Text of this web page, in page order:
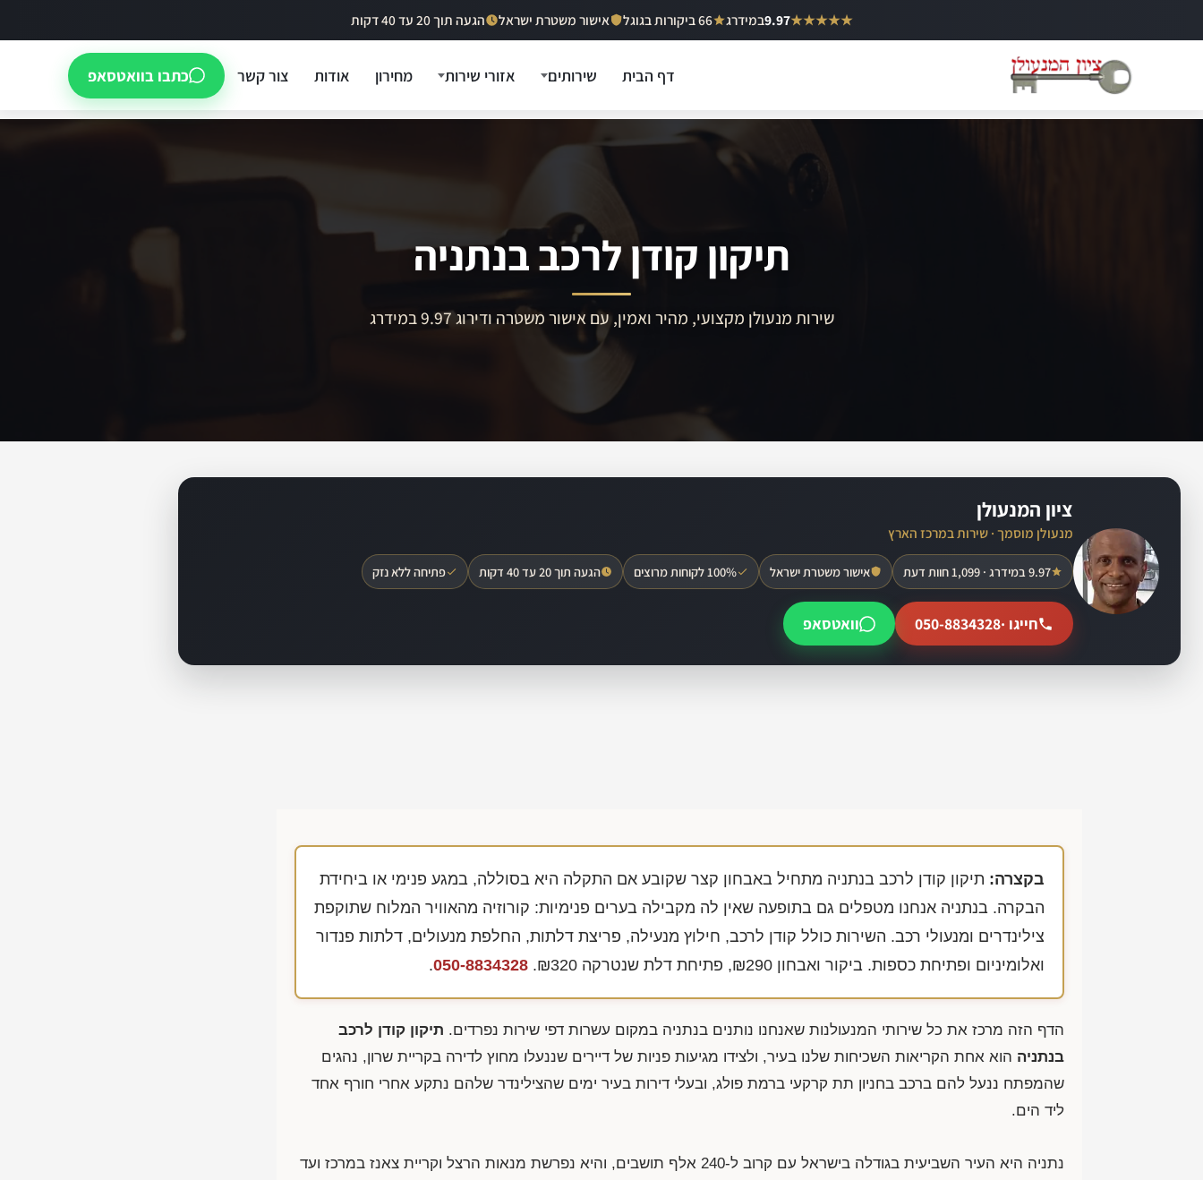
לתוכן
★★★★★
9.97במידרג 66 ביקורות בגוגל אישור משטרת ישראל הגעה תוך 20 עד 40 דקות
דף הבית שירותים אזורי שירות מחירון אודות צור קשר כתבו בוואטסאפ
תיקון קודן לרכב בנתניה
שירות מנעולן מקצועי, מהיר ואמין, עם אישור משטרה ודירוג 9.97 במידרג
ציון המנעולן
מנעולן מוסמך · שירות במרכז הארץ
9.97 במידרג · 1,099 חוות דעת אישור משטרת ישראל 100% לקוחות מרוצים הגעה תוך 20 עד 40 דקות פתיחה ללא נזק
חייגו ·050-8834328 וואטסאפ
בקצרה: תיקון קודן לרכב בנתניה מתחיל באבחון קצר שקובע אם התקלה היא בסוללה, במגע פנימי או ביחידת
הבקרה. בנתניה אנחנו מטפלים גם בתופעה שאין לה מקבילה בערים פנימיות: קורוזיה מהאוויר המלוח שתוקפת
צילינדרים ומנעולי רכב. השירות כולל קודן לרכב, חילוץ מנעילה, פריצת דלתות, החלפת מנעולים, דלתות פנדור
ואלומיניום ופתיחת כספות. ביקור ואבחון ₪290, פתיחת דלת שנטרקה ₪320
.
050-8834328
.
הדף הזה מרכז את כל שירותי המנעולנות שאנחנו נותנים בנתניה במקום עשרות דפי שירות נפרדים. תיקון קודן לרכב
בנתניה הוא אחת הקריאות השכיחות שלנו בעיר, ולצידו מגיעות פניות של דיירים שננעלו מחוץ לדירה בקריית שרון, נהגים
שהמפתח ננעל להם ברכב בחניון תת קרקעי ברמת פולג, ובעלי דירות בעיר ימים שהצילינדר שלהם נתקע אחרי חורף אחד
ליד הים.
נתניה היא העיר השביעית בגודלה בישראל עם קרוב ל-240 אלף תושבים, והיא נפרשת מנאות הרצל וקריית צאנז במרכז ועד